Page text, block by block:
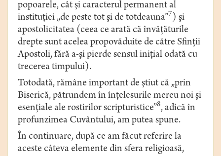
popoarele, cât şi caracterul permanent al
instituţiei „de peste tot şi de totdeauna”7) şi
apostolicitatea (ceea ce arată că învăţăturile
drepte sunt acelea propovăduite de către Sfinţii
Apostoli, fără a-şi pierde sensul iniţial odată cu
trecerea timpului).
Totodată, rămâne important de ştiut că „prin
Biserică, pătrundem în înţelesurile mereu noi şi
esenţiale ale rostirilor scripturistice”8, adică în
profunzimea Cuvântului, am putea spune.
În continuare, după ce am făcut referire la
aceste câteva elemente din sfera religioasă,